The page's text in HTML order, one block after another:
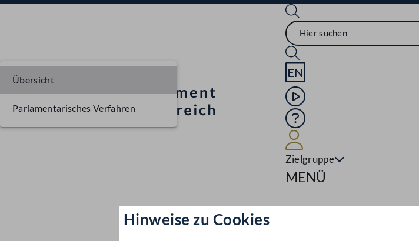
Sprache English
Mediathek
Hilfe
Zielgruppe
Navigationsmenü
MENÜ
Hinweise zu Cookies
Übersicht
Parlamentarisches Verfahren